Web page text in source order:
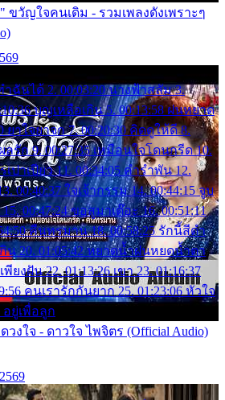
วัญใจคนเดิม - รวมเพลงดังเพราะๆ
ำฉันได้ 2. 00:03:20 นางฟ้าสลัม 3.
บุญเหลือเกิน 5. 00:13:58 ฝนหยาด
ยาใจยาจก 7. 00:20:30 คิดดูให้ดี 8.
ลรัก 9. 00:27:35 เหมือนใจโดนกรีด 10.
ปาเปียว 11. 00:34:05 คำรำพัน 12.
00:40:37 ใจเจ้ากรรม 14. 00:44:15 จูบ
00:47:24 ขอสูมาเต๊อะ 16. 00:51:11
คืนทรมาน 18. 00:58:25 รักนี้สีดำ
กิน 20. 01:05:42 หยาดน้ำฝนหยดน้ำตา
พียงฝัน 22. 01:13:26 เขา 23. 01:16:37
คนเรารักกันยาก 25. 01:23:06 หัวใจ
อยู่เพื่อลูก
วงใจ - ดาวใจ ไพจิตร (Official Audio)